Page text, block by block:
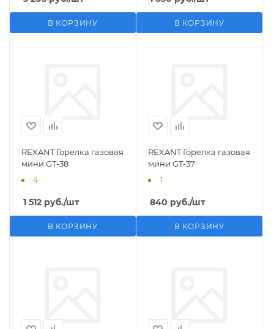
В КОРЗИНУ В КОРЗИНУ
REXANT Горелка газовая
мини GT-38
: 4
1 512 руб./шт
В КОРЗИНУ
REXANT Горелка газовая
мини GT-37
: 1
840 руб./шт
В КОРЗИНУ